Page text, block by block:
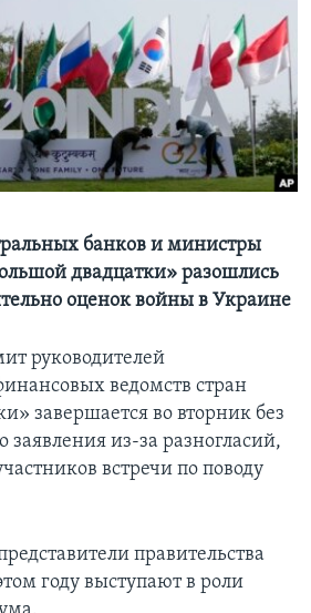
банков и министры
двадцатки» разошлись
оценок войны в Украине
руководителей
ведомств стран
завершается во вторник без
заявления из-за разногласий,
встречи по поводу
правительства
году выступают в роли